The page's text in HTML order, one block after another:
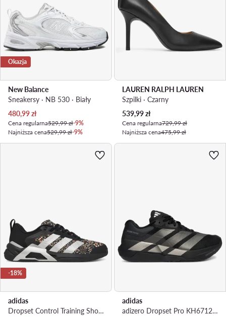
Okazja
New Balance
Sneakersy · NB 530 · Biały
Aktualna cena
480,99zł
Cena regularna529,99 zł-9%
Najniższa cena529,99 zł-9%
LAUREN RALPH LAUREN
Szpilki · Czarny
Aktualna cena
539,99zł
Cena regularna729,99 zł
Najniższa cena475,99 zł
-18%
adidas
Dropset Control Training Shoes KJ9165 · Buty na siłownię
adidas
adizero Dropset Pro KH6712 · Buty na siłownię